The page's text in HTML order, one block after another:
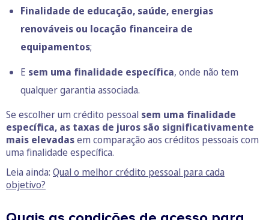
Finalidade de educação, saúde, energias
renováveis ou locação financeira de
equipamentos;
E sem uma finalidade específica, onde não tem
qualquer garantia associada.
Se escolher um crédito pessoal sem uma finalidade
específica, as taxas de juros são significativamente
mais elevadasem comparação aos créditos pessoais com
uma finalidade específica.
Leia ainda: Qual o melhor crédito pessoal para cada
objetivo?